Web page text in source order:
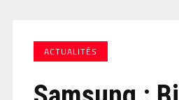
ACTUALITÉS